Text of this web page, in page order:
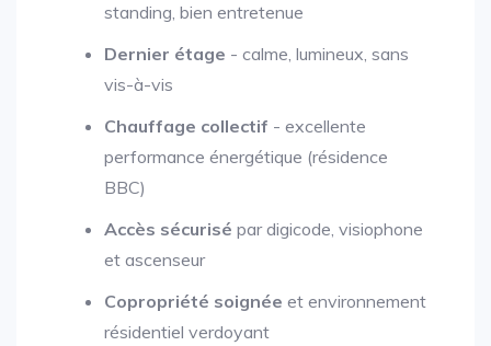
standing, bien entretenue
Dernier étage - calme, lumineux, sans
vis-à-vis
Chauffage collectif - excellente
performance énergétique (résidence
BBC)
Accès sécurisé par digicode, visiophone
et ascenseur
Copropriété soignée et environnement
résidentiel verdoyant